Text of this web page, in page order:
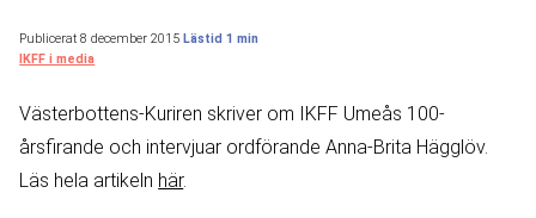
Publicerat 8 december 2015
IKFF i media
Västerbottens-Kuriren skriver om IKFF Umeås 100-
årsfirande och intervjuar ordförande Anna-Brita Hägglöv.
Läs hela artikeln här.